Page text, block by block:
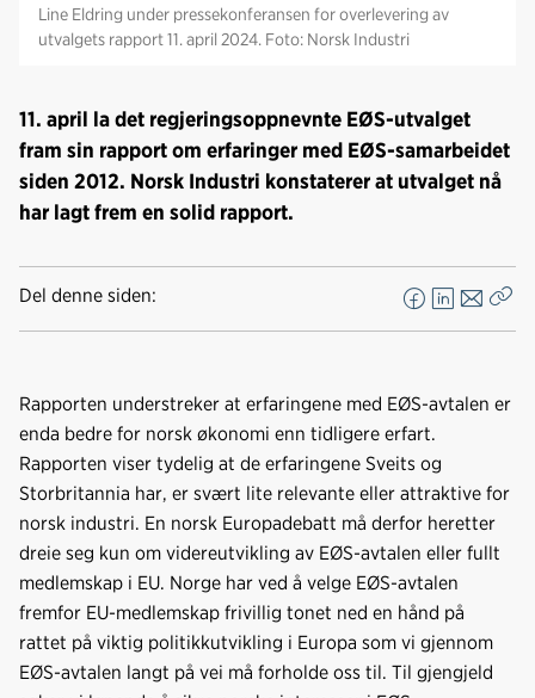
Line Eldring under pressekonferansen for overlevering av
utvalgets rapport 11. april 2024. Foto: Norsk Industri
11. april la det regjeringsoppnevnte EØS-utvalget
fram sin rapport om erfaringer med EØS-samarbeidet
siden 2012. Norsk Industri konstaterer at utvalget nå
har lagt frem en solid rapport.
Del denne siden:
F
a
e
b
o
k
L
i
k
e
n
E
-
o
Rapporten understreker at erfaringene med EØS-avtalen er
enda bedre for norsk økonomi enn tidligere erfart.
Rapporten viser tydelig at de erfaringene Sveits og
Storbritannia har, er svært lite relevante eller attraktive for
norsk industri. En norsk Europadebatt må derfor heretter
dreie seg kun om videreutvikling av EØS-avtalen eller fullt
medlemskap i EU. Norge har ved å velge EØS-avtalen
fremfor EU-medlemskap frivillig tonet ned en hånd på
rattet på viktig politikkutvikling i Europa som vi gjennom
EØS-avtalen langt på vei må forholde oss til. Til gjengjeld